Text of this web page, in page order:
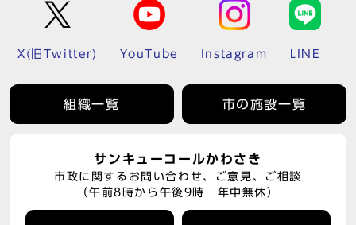
X(旧Twitter) YouTube Instagram LINE
組織一覧 市の施設一覧
サンキューコールかわさき
市政に関するお問い合わせ、ご意見、ご相談
（午前8時から午後9時 年中無休）